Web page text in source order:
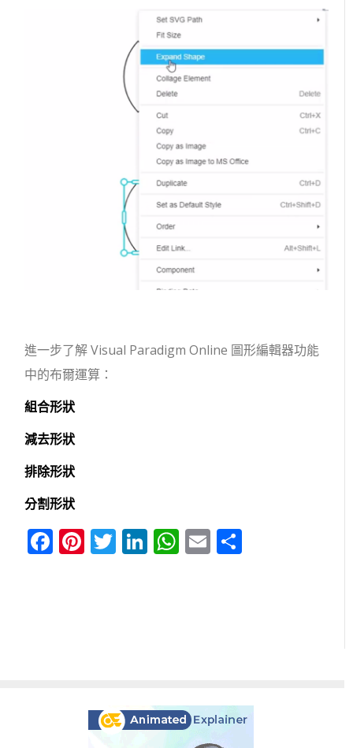
進一步了解 Visual Paradigm Online 圖形編輯器功能
中的布爾運算：
組合形狀
減去形狀
排除形狀
分割形狀
Facebook
Pinterest
Twitter
LinkedIn
WhatsApp
Email